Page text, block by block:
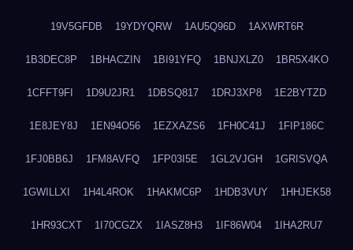
19V5GFDB 19YDYQRW 1AU5Q96D 1AXWRT6R
1B3DEC8P 1BHACZIN 1BI91YFQ 1BNJXLZ0 1BR5X4KO
1CFFT9FI 1D9U2JR1 1DBSQ817 1DRJ3XP8 1E2BYTZD
1E8JEY8J 1EN94O56 1EZXAZS6 1FH0C41J 1FIP186C
1FJ0BB6J 1FM8AVFQ 1FP03I5E 1GL2VJGH 1GRISVQA
1GWILLXI 1H4L4ROK 1HAKMC6P 1HDB3VUY 1HHJEK58
1HR93CXT 1I70CGZX 1IASZ8H3 1IF86W04 1IHA2RU7